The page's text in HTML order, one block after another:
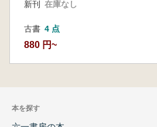
新刊 在庫なし
古書 4 点
880 円~
本を探す